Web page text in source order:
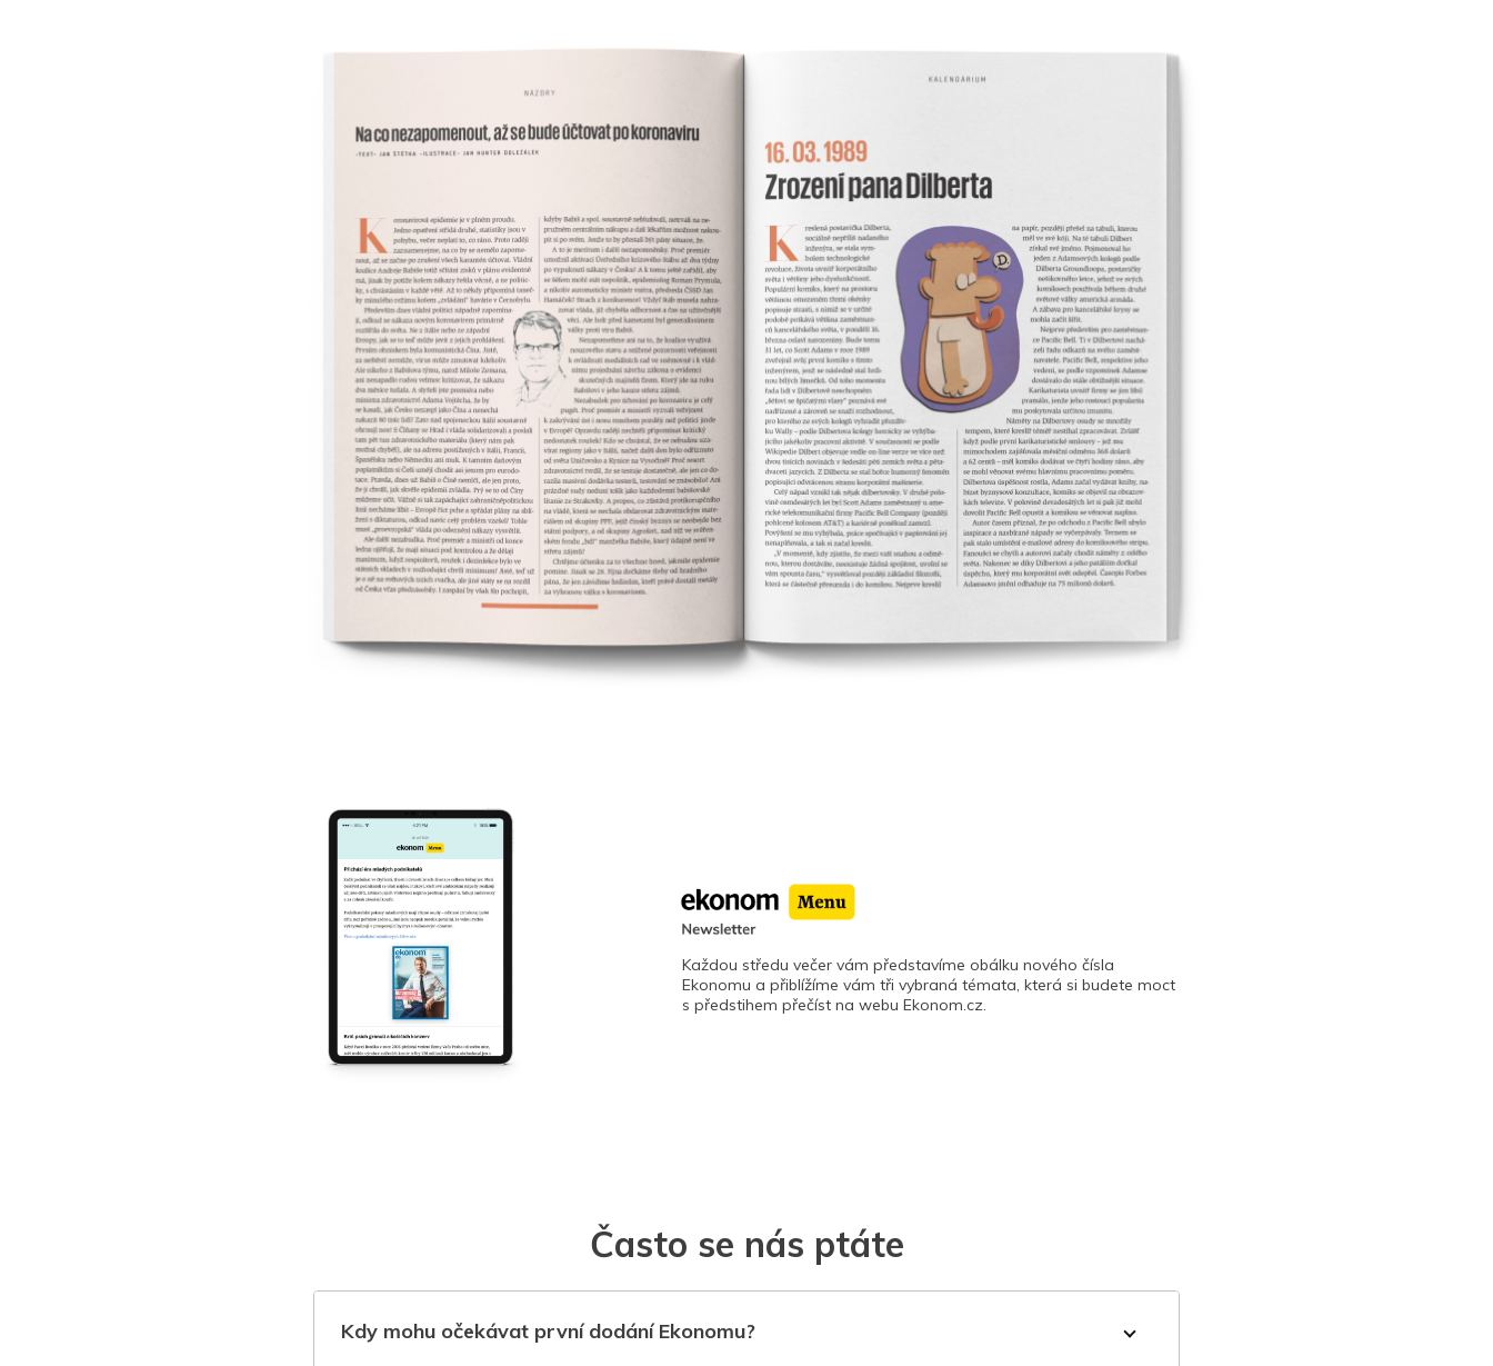
Každou středu večer vám představíme obálku nového čísla
Ekonomu a přiblížíme vám tři vybraná témata, která si budete moct
s předstihem přečíst na webu Ekonom.cz.
Často se nás ptáte
Kdy mohu očekávat první dodání Ekonomu?